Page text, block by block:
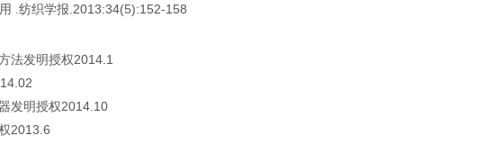
纺织学报 .2013:34(5):152-158
法发明授权2014.1
发明授权2014.10
2013.6